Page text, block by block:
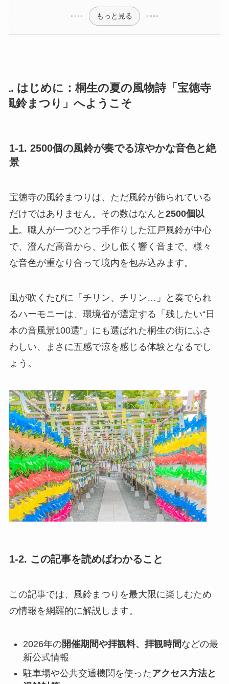
もっと見る
1. はじめに：桐生の夏の風物詩「宝徳寺
風鈴まつり」へようこそ
1-1. 2500個の風鈴が奏でる涼やかな音色と絶
景
宝徳寺の風鈴まつりは、ただ風鈴が飾られている
だけではありません。その数はなんと 2500個以
上。職人が一つひとつ手作りした江戸風鈴が中心
で、澄んだ高音から、少し低く響く音まで、様々
な音色が重なり合って境内を包み込みます。
風が吹くたびに「チリン、チリン…」と奏でられ
るハーモニーは、環境省が選定する「残したい“日
本の音風景100選”」にも選ばれた桐生の街にふさ
わしい、まさに五感で涼を感じる体験となるでし
ょう。
1-2. この記事を読めばわかること
この記事では、風鈴まつりを最大限に楽しむため
の情報を網羅的に解説します。
2026年の開催期間や拝観料、拝観時間などの最
新公式情報
駐車場や公共交通機関を使ったアクセス方法と